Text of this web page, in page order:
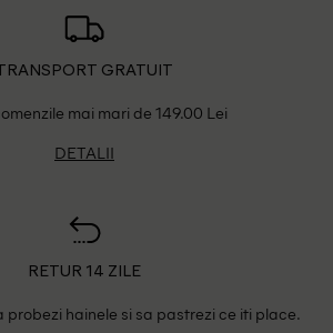
TRANSPORT GRATUIT
mai mari de 149.00 Lei
DETALII
RETUR 14 ZILE
probezi hainele si sa pastrezi ce iti place.